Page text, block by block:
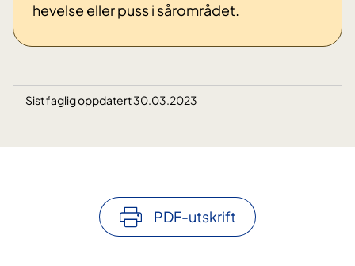
hevelse eller puss i sårområdet.
Sist faglig oppdatert 30.03.2023
PDF-utskrift